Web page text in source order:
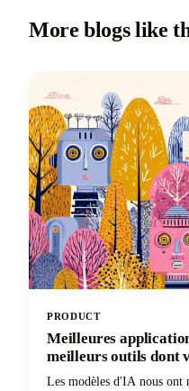
More blogs like
PRODUCT
Meilleures
meilleurs outils dont
Les modèles d'IA nous ont